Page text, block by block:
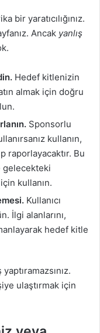
bir yaratıcılığınız.
Ancak yanlış
Hedef kitlenizin
almak için doğru
Sponsorlu
kullanın,
raporlayacaktır. Bu
gelecekteki
kullanın.
Kullanıcı
İlgi alanlarını,
hedef kitle
ulaştırmak için